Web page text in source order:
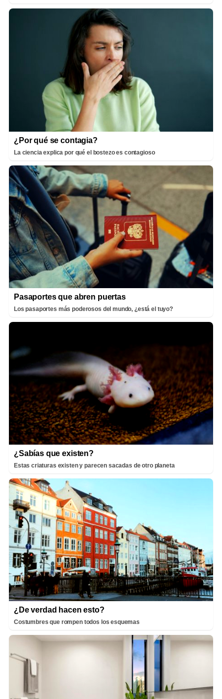
¿Por qué se contagia?
La ciencia explica por qué el bostezo es contagioso
Pasaportes que abren puertas
Los pasaportes más poderosos del mundo, ¿está el tuyo?
¿Sabías que existen?
Estas criaturas existen y parecen sacadas de otro planeta
¿De verdad hacen esto?
Costumbres que rompen todos los esquemas